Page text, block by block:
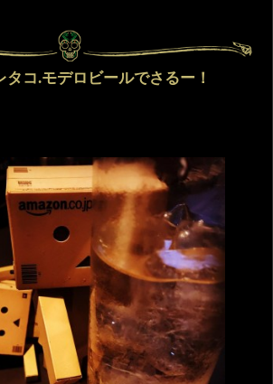
タコ.モデロビールでさるー！